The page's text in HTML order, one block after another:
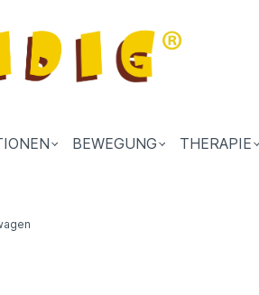
BEWEGUNG THERAPIE